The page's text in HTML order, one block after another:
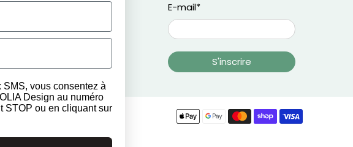
E-mail*
S'inscrire
vous consentez à
Design au numéro
STOP ou en cliquant sur